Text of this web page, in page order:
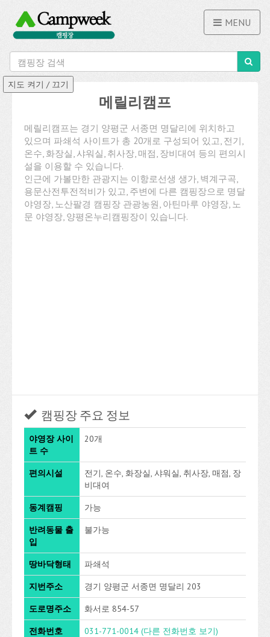
MENU
메릴리캠프
메릴리캠프는 경기 양평군 서종면 명달리에 위치하고
있으며 파쇄석 사이트가 총 20개로 구성되어 있고, 전기,
온수, 화장실, 샤워실, 취사장, 매점, 장비대여 등의 편의시
설을 이용할 수 있습니다.
인근에 가볼만한 관광지는 이항로선생 생가, 벽계구곡,
용문산전투전적비가 있고, 주변에 다른 캠핑장으로 명달
야영장, 노산팔경 캠핑장 관광농원, 아틴마루 야영장, 노
문 야영장, 양평온누리캠핑장이 있습니다.
캠핑장 주요 정보
야영장 사이
트 수
20개
편의시설
전기, 온수, 화장실, 샤워실, 취사장, 매점, 장
비대여
동계캠핑 가능
반려동물 출
입
불가능
땅바닥형태 파쇄석
지번주소 경기 양평군 서종면 명달리 203
도로명주소 화서로 854-57
전화번호 031-771-0014 (다른 전화번호 보기)